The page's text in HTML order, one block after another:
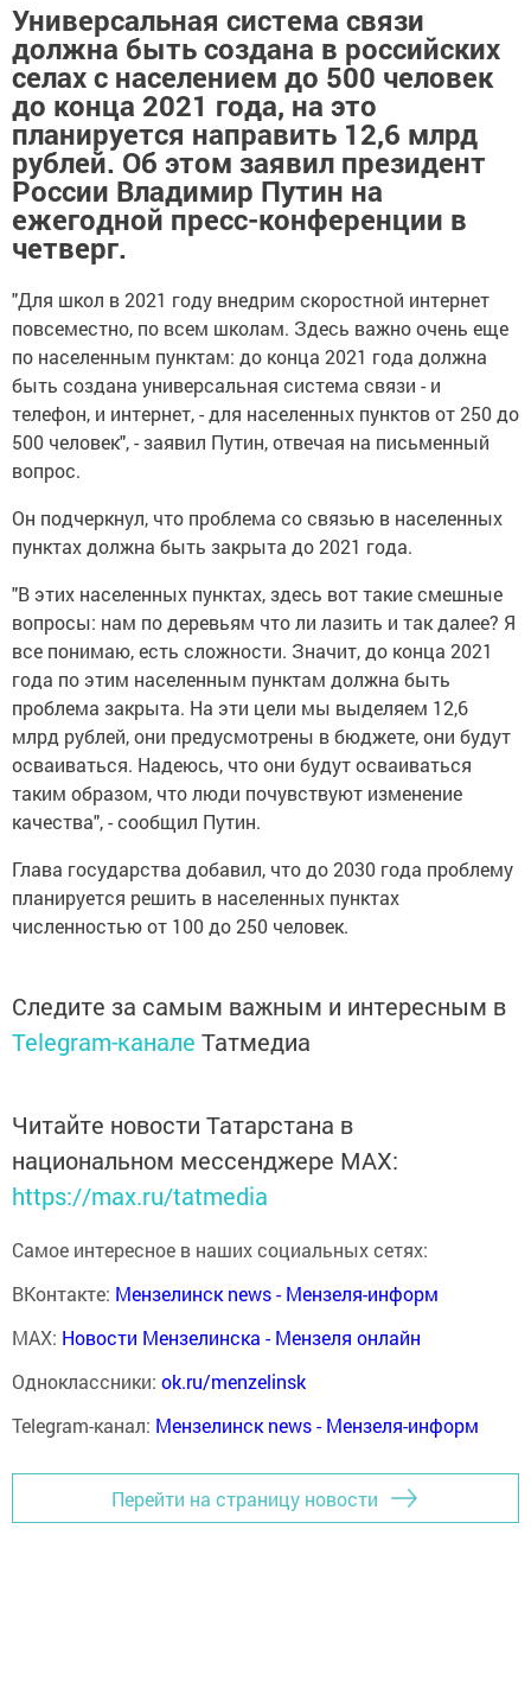
Универсальная система связи
должна быть создана в российских
селах с населением до 500 человек
до конца 2021 года, на это
планируется направить 12,6 млрд
рублей. Об этом заявил президент
России Владимир Путин на
ежегодной пресс-конференции в
четверг.
"Для школ в 2021 году внедрим скоростной интернет
повсеместно, по всем школам. Здесь важно очень еще
по населенным пунктам: до конца 2021 года должна
быть создана универсальная система связи - и
телефон, и интернет, - для населенных пунктов от 250 до
500 человек", - заявил Путин, отвечая на письменный
вопрос.
Он подчеркнул, что проблема со связью в населенных
пунктах должна быть закрыта до 2021 года.
"В этих населенных пунктах, здесь вот такие смешные
вопросы: нам по деревьям что ли лазить и так далее? Я
все понимаю, есть сложности. Значит, до конца 2021
года по этим населенным пунктам должна быть
проблема закрыта. На эти цели мы выделяем 12,6
млрд рублей, они предусмотрены в бюджете, они будут
осваиваться. Надеюсь, что они будут осваиваться
таким образом, что люди почувствуют изменение
качества", - сообщил Путин.
Глава государства добавил, что до 2030 года проблему
планируется решить в населенных пунктах
численностью от 100 до 250 человек.
Следите за самым важным и интересным в
Telegram-канале Татмедиа
Читайте новости Татарстана в
национальном мессенджере MАХ:
https://max.ru/tatmedia
Самое интересное в наших социальных сетях:
ВКонтакте: Мензелинск news - Мензеля-информ
MAX: Новости Мензелинска - Мензеля онлайн
Одноклассники: ok.ru/menzelinsk
Telegram-канал: Мензелинск news - Мензеля-информ
Перейти на страницу новости